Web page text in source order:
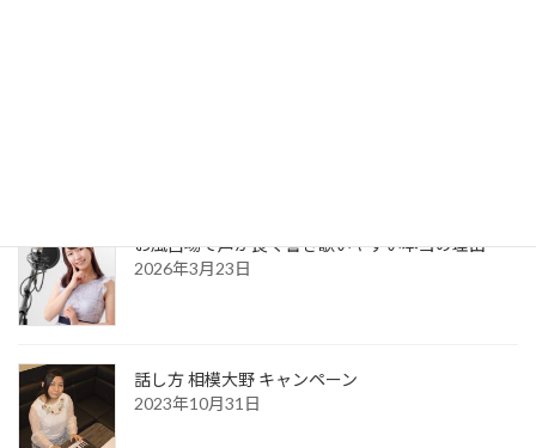
お風呂場で声が良く響き歌いやすい本当の理由
2026年3月23日
話し方 相模大野 キャンペーン
2023年10月31日